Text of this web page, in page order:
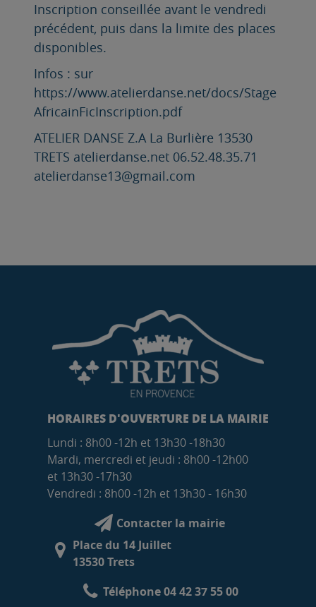
Inscription conseillée avant le vendredi
précédent, puis dans la limite des places
disponibles.
Infos : sur
https://www.atelierdanse.net/docs/Stage
AfricainFicInscription.pdf
ATELIER DANSE Z.A La Burlière 13530
TRETS atelierdanse.net 06.52.48.35.71
atelierdanse13@gmail.com
HORAIRES D'OUVERTURE DE LA MAIRIE
Lundi : 8h00 -12h et 13h30 -18h30
Mardi, mercredi et jeudi : 8h00 -12h00
et 13h30 -17h30
Vendredi : 8h00 -12h et 13h30 - 16h30
Contacter la mairie
Place du 14 Juillet
13530 Trets
Téléphone 04 42 37 55 00